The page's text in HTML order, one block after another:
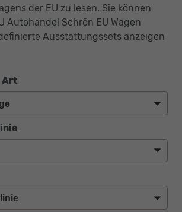
der EU zu lesen. Sie können
Autohandel Schrön EU Wagen
Ausstattungssets anzeigen
Art